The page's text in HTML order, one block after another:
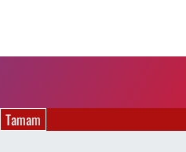
Tamam